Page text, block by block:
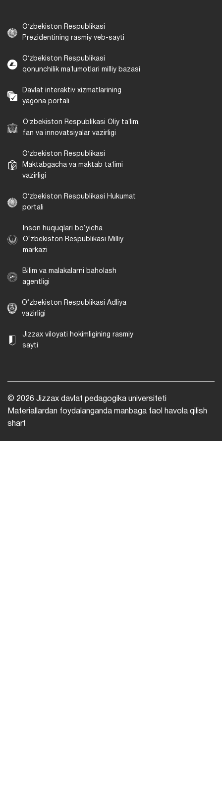
Oʻzbekiston Respublikasi
Prezidentining rasmiy veb-sayti
Oʻzbekiston Respublikasi
qonunchilik maʼlumotlari milliy bazasi
Davlat interaktiv xizmatlarining
yagona portali
Oʻzbekiston Respublikasi Oliy taʼlim,
fan va innovatsiyalar vazirligi
Oʻzbekiston Respublikasi
Maktabgacha va maktab taʼlimi
vazirligi
Oʻzbekiston Respublikasi Hukumat
portali
Inson huquqlari bo‘yicha
O‘zbekiston Respublikasi Milliy
markazi
Bilim va malakalarni baholash
agentligi
O‘zbekiston Respublikasi Adliya
vazirligi
Jizzax viloyati hokimligining rasmiy
sayti
© 2026 Jizzax davlat pedagogika universiteti
Materiallardan foydalanganda manbaga faol havola qilish
shart